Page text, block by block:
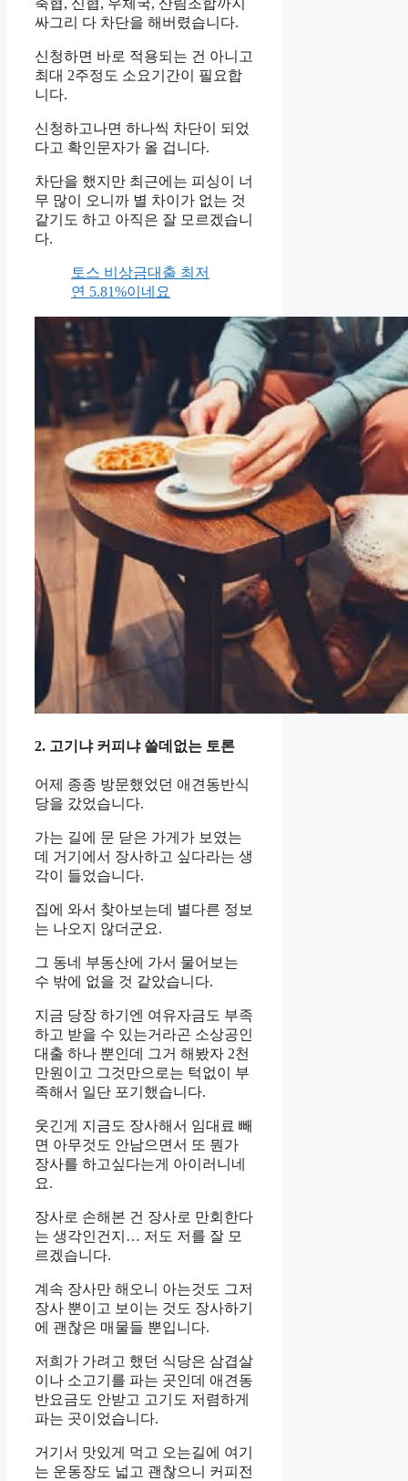
축협, 신협, 우체국, 산림조합까지
싸그리 다 차단을 해버렸습니다.
신청하면 바로 적용되는 건 아니고
최대 2주정도 소요기간이 필요합
니다.
신청하고나면 하나씩 차단이 되었
다고 확인문자가 올 겁니다.
차단을 했지만 최근에는 피싱이 너
무 많이 오니까 별 차이가 없는 것
같기도 하고 아직은 잘 모르겠습니
다.
토스 비상금대출 최저
연 5.81%이네요
2. 고기냐 커피냐 쓸데없는 토론
어제 종종 방문했었던 애견동반식
당을 갔었습니다.
가는 길에 문 닫은 가게가 보였는
데 거기에서 장사하고 싶다라는 생
각이 들었습니다.
집에 와서 찾아보는데 별다른 정보
는 나오지 않더군요.
그 동네 부동산에 가서 물어보는
수 밖에 없을 것 같았습니다.
지금 당장 하기엔 여유자금도 부족
하고 받을 수 있는거라곤 소상공인
대출 하나 뿐인데 그거 해봤자 2천
만원이고 그것만으로는 턱없이 부
족해서 일단 포기했습니다.
웃긴게 지금도 장사해서 임대료 빼
면 아무것도 안남으면서 또 뭔가
장사를 하고싶다는게 아이러니네
요.
장사로 손해본 건 장사로 만회한다
는 생각인건지… 저도 저를 잘 모
르겠습니다.
계속 장사만 해오니 아는것도 그저
장사 뿐이고 보이는 것도 장사하기
에 괜찮은 매물들 뿐입니다.
저희가 가려고 했던 식당은 삼겹살
이나 소고기를 파는 곳인데 애견동
반요금도 안받고 고기도 저렴하게
파는 곳이었습니다.
거기서 맛있게 먹고 오는길에 여기
는 운동장도 넓고 괜찮으니 커피전